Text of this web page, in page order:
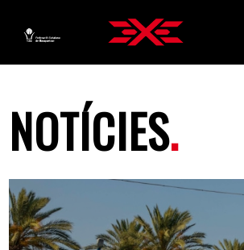
NOTÍCIES.